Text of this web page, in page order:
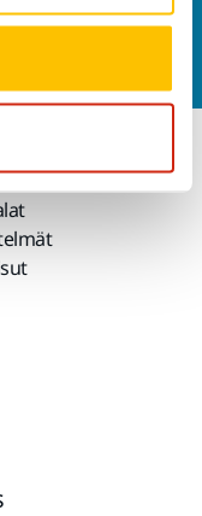
ja asiantunteva